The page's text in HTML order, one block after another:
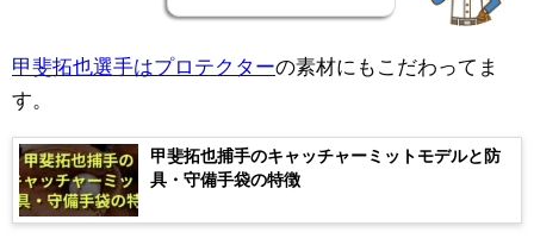
甲斐拓也選手はプロテクターの素材にもこだわってま
す。
甲斐拓也捕手のキャッチャーミットモデルと防
具・守備手袋の特徴